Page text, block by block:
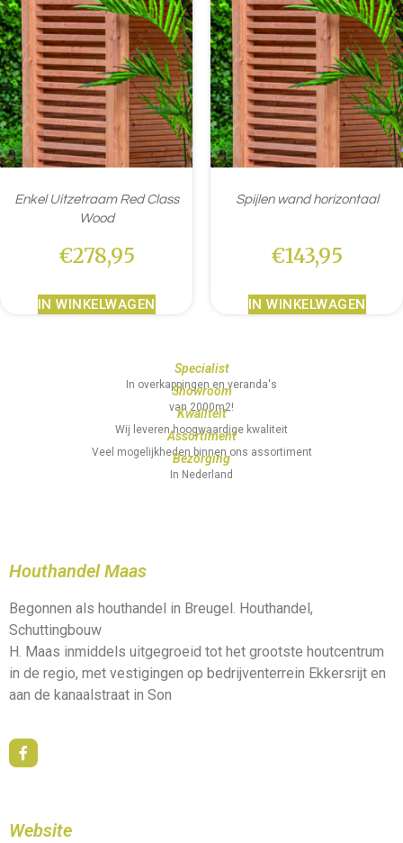
Enkel Uitzetraam Red Class
Wood
€278,95
IN WINKELWAGEN
Spijlen wand horizontaal
€143,95
IN WINKELWAGEN
Specialist
In overkappingen en veranda's
Showroom
van 2000m2!
Kwaliteit
Wij leveren hoogwaardige kwaliteit
Assortiment
Veel mogelijkheden binnen ons assortiment
Bezorging
In Nederland
Houthandel Maas
Begonnen als houthandel in Breugel. Houthandel,
Schuttingbouw
H. Maas inmiddels uitgegroeid tot het grootste houtcentrum
in de regio, met vestigingen op bedrijventerrein Ekkersrijt en
aan de kanaalstraat in Son
Website